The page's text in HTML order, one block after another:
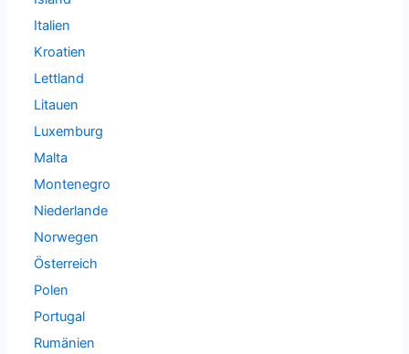
Italien
Kroatien
Lettland
Litauen
Luxemburg
Malta
Montenegro
Niederlande
Norwegen
Österreich
Polen
Portugal
Rumänien